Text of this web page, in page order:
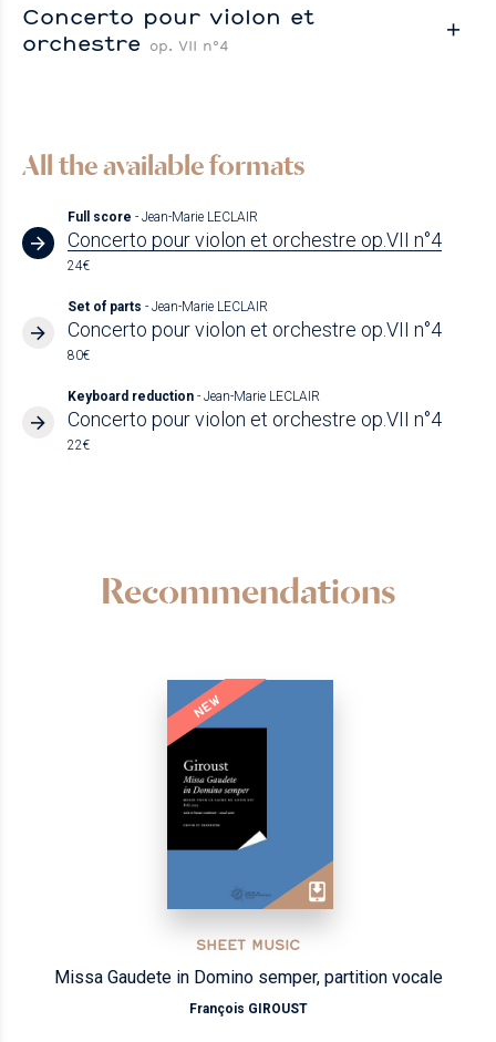
Concerto pour violon et
orchestre op. VII n°4
All the available formats
Full score - Jean-Marie LECLAIR
Concerto pour violon et orchestre op.VII n°4
24€
Set of parts - Jean-Marie LECLAIR
Concerto pour violon et orchestre op.VII n°4
80€
Keyboard reduction - Jean-Marie LECLAIR
Concerto pour violon et orchestre op.VII n°4
22€
Recommendations
NEW
SHEET MUSIC
Missa Gaudete in Domino semper, partition vocale
François GIROUST